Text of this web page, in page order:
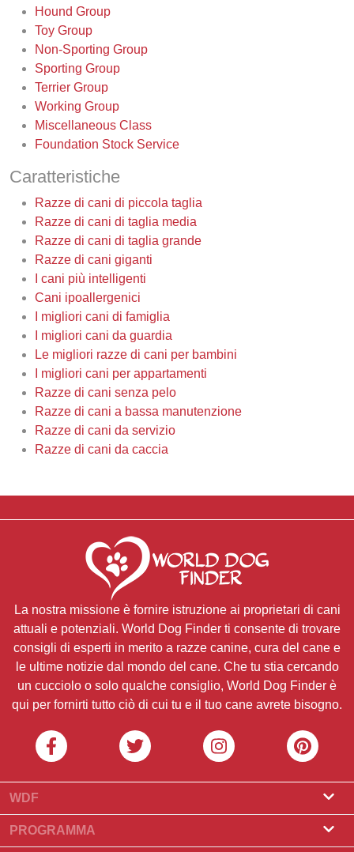
Hound Group
Toy Group
Non-Sporting Group
Sporting Group
Terrier Group
Working Group
Miscellaneous Class
Foundation Stock Service
Caratteristiche
Razze di cani di piccola taglia
Razze di cani di taglia media
Razze di cani di taglia grande
Razze di cani giganti
I cani più intelligenti
Cani ipoallergenici
I migliori cani di famiglia
I migliori cani da guardia
Le migliori razze di cani per bambini
I migliori cani per appartamenti
Razze di cani senza pelo
Razze di cani a bassa manutenzione
Razze di cani da servizio
Razze di cani da caccia
La nostra missione è fornire istruzione ai proprietari di cani
attuali e potenziali. World Dog Finder ti consente di trovare
consigli di esperti in merito a razze canine, cura del cane e
le ultime notizie dal mondo del cane. Che tu stia cercando
un cucciolo o solo qualche consiglio, World Dog Finder è
qui per fornirti tutto ciò di cui tu e il tuo cane avrete bisogno.
WDF
Riguardo a noi
PROGRAMMA